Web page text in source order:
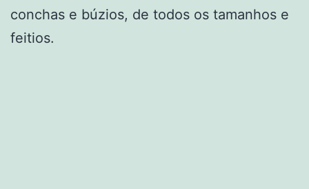
conchas e búzios, de todos os tamanhos e
feitios.